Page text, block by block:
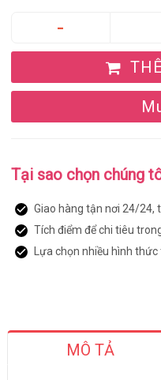
Tại sao chọn chúng
Giao hàng tận nơi 24/24,
Tích điểm để chi tiêu
Lựa chọn nhiều hình
MÔ TẢ